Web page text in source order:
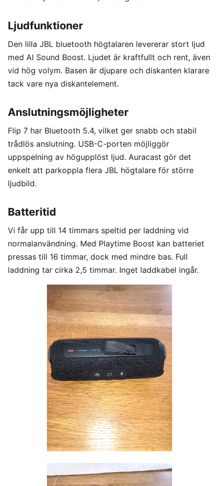
Ljudfunktioner
Den lilla JBL bluetooth högtalaren levererar stort ljud
med AI Sound Boost. Ljudet är kraftfullt och rent, även
vid hög volym. Basen är djupare och diskanten klarare
tack vare nya diskantelement.
Anslutningsmöjligheter
Flip 7 har Bluetooth 5.4, vilket ger snabb och stabil
trådlös anslutning. USB-C-porten möjliggör
uppspelning av högupplöst ljud. Auracast gör det
enkelt att parkoppla flera JBL högtalare för större
ljudbild.
Batteritid
Vi får upp till 14 timmars speltid per laddning vid
normalanvändning. Med Playtime Boost kan batteriet
pressas till 16 timmar, dock med mindre bas. Full
laddning tar cirka 2,5 timmar. Inget laddkabel ingår.